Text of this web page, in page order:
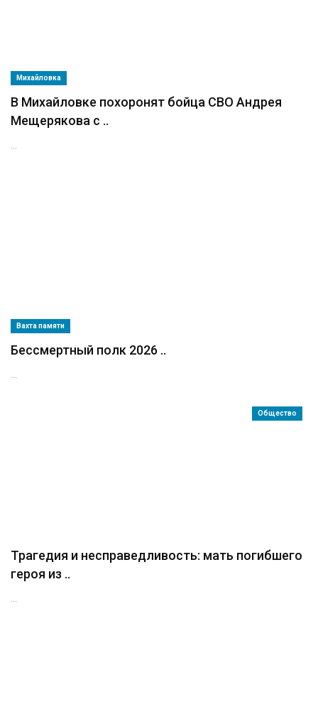
Михайловка
В Михайловке похоронят бойца СВО Андрея
Мещерякова с ..
...
Вахта памяти
Бессмертный полк 2026 ..
...
Общество
Трагедия и несправедливость: мать погибшего
героя из ..
...